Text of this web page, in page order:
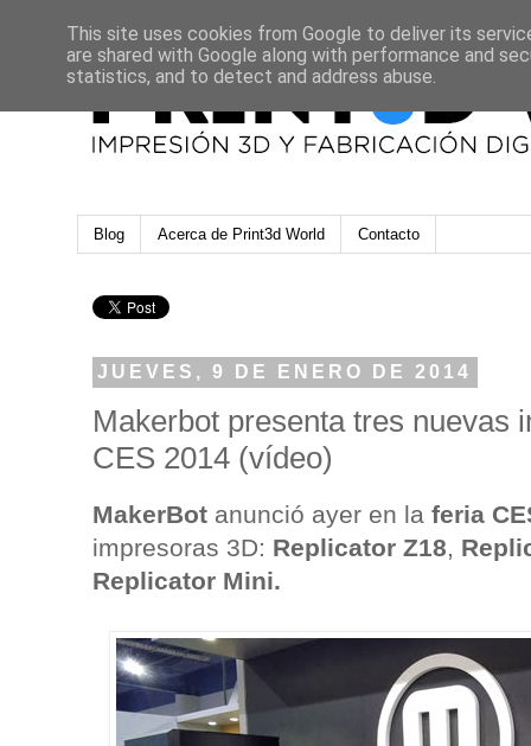
Blog Acerca de Print3d World Contacto
JUEVES, 9 DE ENERO DE 2014
Makerbot presenta tres nuevas
CES 2014 (vídeo)
MakerBot anunció ayer en la feria
impresoras 3D: Replicator Z18,
Replicator Mini.
This site uses cookies from Google to deliver its
are shared with Google along with performance and
statistics, and to detect and address abuse.